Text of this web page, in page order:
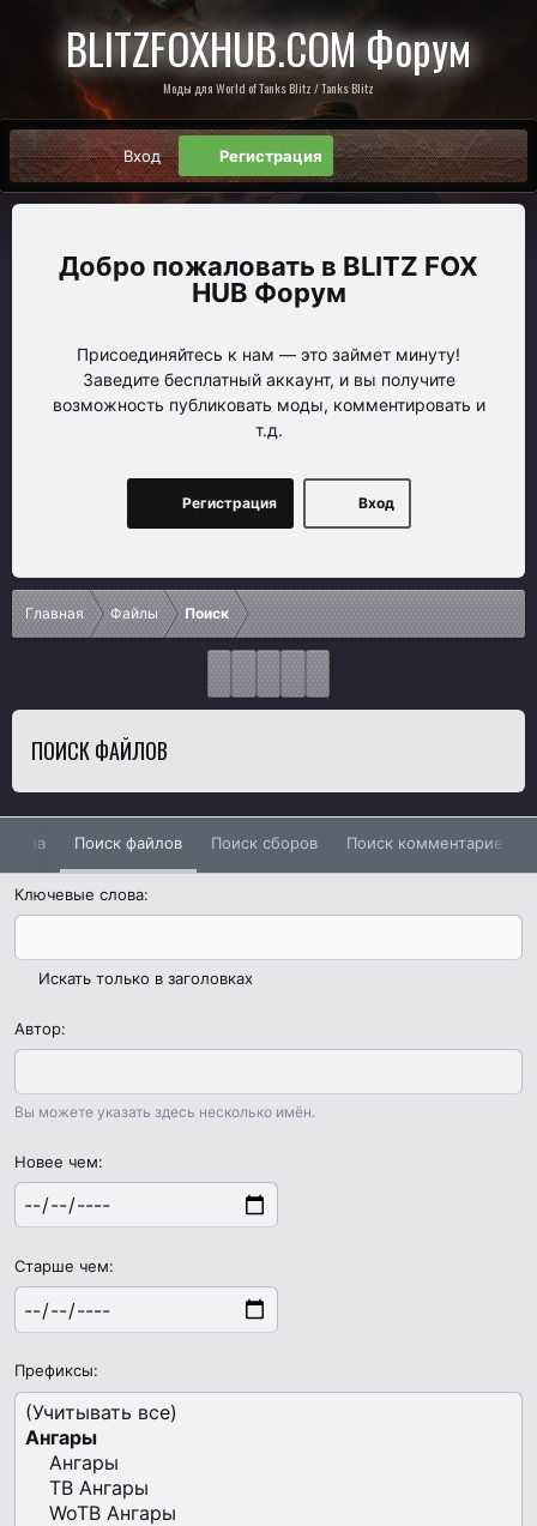
BLITZFOXHUB.COM Форум
Моды для World of Tanks Blitz / Tanks Blitz
Вход Регистрация
BLITZ FOX
HUB Форум
Присоединяйтесь к нам — это займет минуту!
Заведите бесплатный аккаунт, и вы получите
возможность публиковать моды, комментировать и
т.д.
Вход
Регистрация
Главная Файлы Поиск
ПОИСК ФАЙЛОВ
Поиск файлов Поиск сборов Поиск комментариев к
Ключевые слова
Искать только в заголовках
Автор
Вы можете указать здесь несколько имён.
Новее чем
Старше чем
Префиксы